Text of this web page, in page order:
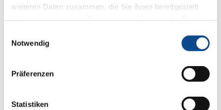
weiteren Daten zusammen, die Sie ihnen bereitgestellt
Notwendig
Präferenzen
Statistiken
Jak dosáhnout nejrychlejší návratnost investic do